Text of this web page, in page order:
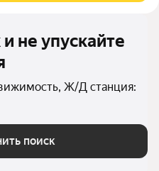
не упускайте
Ж/Д станция:
поиск